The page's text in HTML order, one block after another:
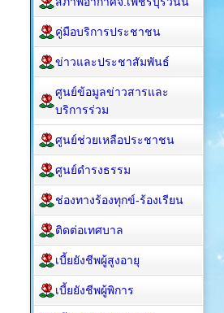
คู่มือบริการประชาชน
ข่าวและประชาสัมพันธ์
ศูนย์ข้อมูลข่าวสารและ
บริการร่วม
ศูนย์ช่วยเหลือประชาชน
ศูนย์ดำรงธรรม
ช่องทางร้องทุกข์-ร้องเรียน
ติดต่อเทศบาล
เบี้ยยังชีพผู้สูงอายุ
เบี้ยยังชีพผู้พิการ